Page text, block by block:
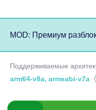
MOD: Премиум
Поддерживаемые
arm64-v8a, armeabi-v7a